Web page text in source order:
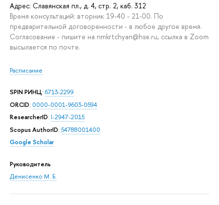
Адрес: Славянская пл., д. 4, стр. 2, каб. 312
Время консультаций: вторник 19-40 - 21-00. По
предварительной договоренности - в любое другое время.
Согласование - пишите на nmkrtchyan@hse.ru, ссылка в Zoom
высылается по почте.
Расписание
SPIN РИНЦ: 6713-2299
ORCID: 0000-0001-9603-0594
ResearcherID: I-2947-2015
Scopus AuthorID: 54788001400
Google Scholar
Руководитель
Денисенко М. Б.